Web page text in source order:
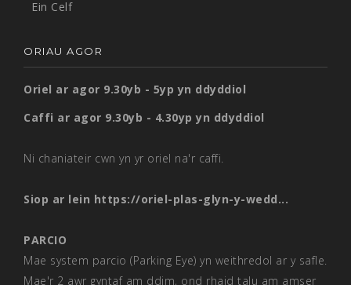
Ein Celf
ORIAU AGOR
Oriel ar agor 9.30yb - 5yp yn ddyddiol
Caffi ar agor 9.30yb - 4.30yp yn ddyddiol
Ni chaniateir cwn yn yr oriel na'r caffi.
Siop ar lein https://oriel-plas-glyn-y-wedd...
PARCIO
Mae system parcio (Parking Eye) yn weithredol ar y safle.
Mae'r 2 awr gyntaf am ddim, ond rhaid talu am amser